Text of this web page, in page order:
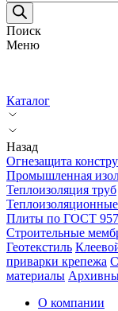
товаров
Поиск
Меню
Каталог
Назад
Огнезащита
Промышленная
Теплоизоляция труб
Плиты по ГОСТ
Строительные
Геотекстиль
приварки крепежа
материалы
О компании